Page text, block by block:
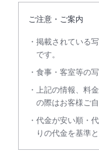
ご注意・ご案内
掲載されている
です。
食事・客室等の
上記の情報、料
の際はお客様ご
代金が安い順・
りの代金を基準